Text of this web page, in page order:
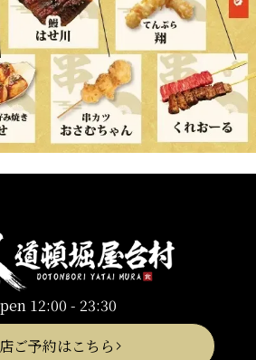
12:00 - 23:30
ご予約はこちら